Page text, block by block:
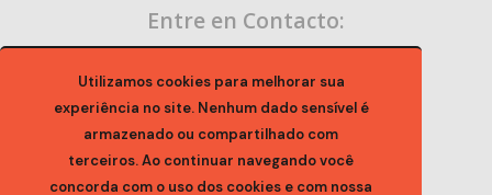
Utilizamos cookies para melhorar sua
experiência no site. Nenhum dado sensível é
armazenado ou compartilhado com
terceiros. Ao continuar navegando você
concorda com o uso dos cookies e com nossa
Entre en Contacto:
contato@ocaa.org.br